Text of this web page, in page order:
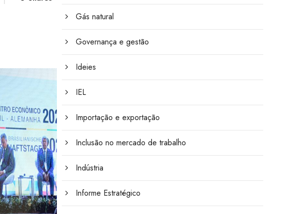
Gás natural
Governança e gestão
Ideies
IEL
Importação e exportação
Inclusão no mercado de trabalho
Indústria
Informe Estratégico